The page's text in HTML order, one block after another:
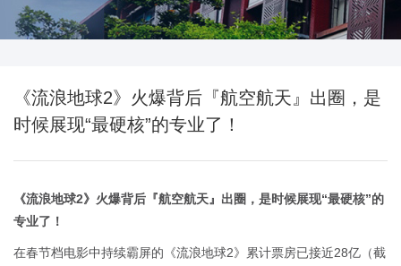
《流浪地球2》火爆背后『航空航天』出圈，是
时候展现“最硬核”的专业了！
《流浪地球2》火爆背后『航空航天』出圈，是时候展现“最硬核”的
专业了！
在春节档电影中持续霸屏的《流浪地球2》累计票房已接近28亿（截